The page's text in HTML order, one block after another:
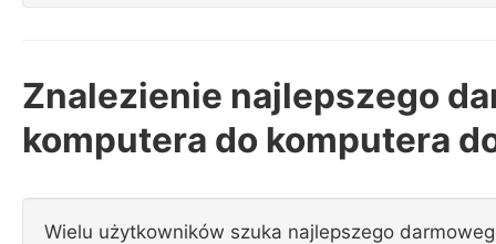
Znalezienie najlepszego
komputera do komputera
Wielu użytkowników szuka najlepszego